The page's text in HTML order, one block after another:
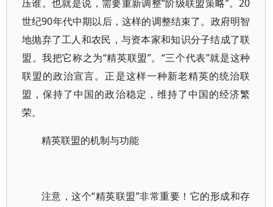
压谁。也就是说，需要重新调整“阶级联盟策略”。20
世纪90年代中期以后，这样的调整结束了。政府明智
地抛弃了工人和农民，与资本家和知识分子结成了联
盟。我把它称之为“精英联盟”。“三个代表”就是这种
联盟的政治宣言。正是这样一种新老精英的统治联
盟，保持了中国的政治稳定，维持了中国的经济繁
荣。
精英联盟的机制与功能
注意，这个“精英联盟”非常重要！它的形成和存